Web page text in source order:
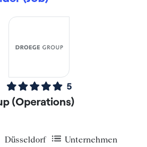
5
(Operations)
Düsseldorf Unternehmen